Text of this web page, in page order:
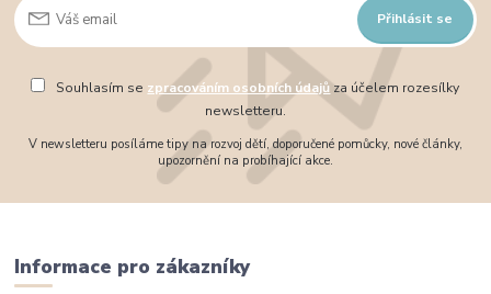
Přihlásit se
Souhlasím se zpracováním osobních údajůza účelem rozesílky
newsletteru.
V newsletteru posíláme tipy na rozvoj dětí, doporučené pomůcky, nové články,
upozornění na probíhající akce.
Informace pro zákazníky